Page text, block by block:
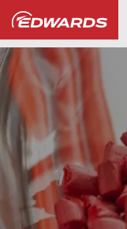
...